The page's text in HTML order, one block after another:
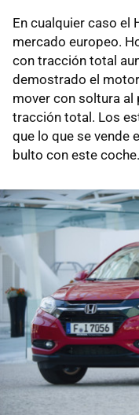
En cualquier caso el
mercado europeo.
con tracción total
demostrado el
mover con soltura al
tracción total. Los
que lo que se vende
bulto con este coche.